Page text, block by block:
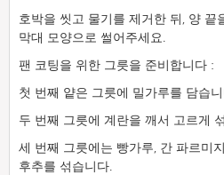
호박을 씻고 물기를 제거한 뒤, 양 끝
막대 모양으로 썰어주세요.
팬 코팅을 위한 그릇을 준비합니다 :
첫 번째 얕은 그릇에 밀가루를 담습
두 번째 그릇에 계란을 깨서 고르게
세 번째 그릇에는 빵가루, 간 파르미
후추를 섞습니다.